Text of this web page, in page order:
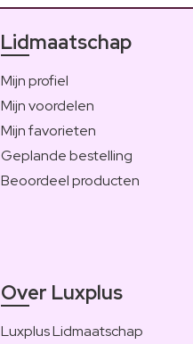
Lidmaatschap
Mijn profiel
Mijn voordelen
Mijn favorieten
Geplande bestelling
Beoordeel producten
Over Luxplus
Luxplus Lidmaatschap